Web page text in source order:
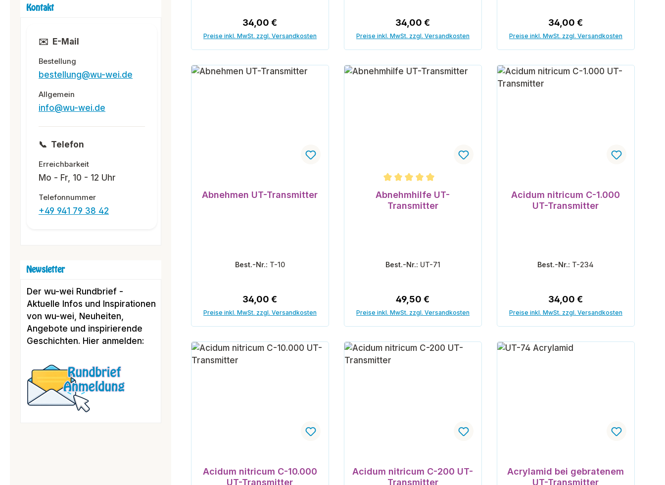
Kontakt
✉️ E-Mail
Bestellung
bestellung@wu-wei.de
Allgemein
info@wu-wei.de
📞 Telefon
Erreichbarkeit
Mo - Fr, 10 - 12 Uhr
Telefonnummer
+49 941 79 38 42
Newsletter
Der wu-wei Rundbrief -
Aktuelle Infos und Inspirationen
von wu-wei, Neuheiten,
Angebote und inspirierende
Geschichten. Hier anmelden:
Regulärer Preis:
34,00 €
Preise inkl. MwSt. zzgl. Versandkosten
Regulärer Preis:
34,00 €
Preise inkl. MwSt. zzgl. Versandkosten
Regulärer Preis:
34,00 €
Preise inkl. MwSt. zzgl. Versandkosten
Abnehmen UT-Transmitter
Best.-Nr.: T-10
Regulärer Preis:
34,00 €
Preise inkl. MwSt. zzgl. Versandkosten
Durchschnittliche Bewertung von 5 von 5 Sternen
Abnehmhilfe UT-
Transmitter
Best.-Nr.: UT-71
Regulärer Preis:
49,50 €
Preise inkl. MwSt. zzgl. Versandkosten
Acidum nitricum C-1.000
UT-Transmitter
Best.-Nr.: T-234
Regulärer Preis:
34,00 €
Preise inkl. MwSt. zzgl. Versandkosten
Acidum nitricum C-10.000
UT-Transmitter
Acidum nitricum C-200 UT-
Transmitter
Acrylamid bei gebratenem
UT-Transmitter